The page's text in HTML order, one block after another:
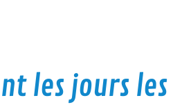
les jours les